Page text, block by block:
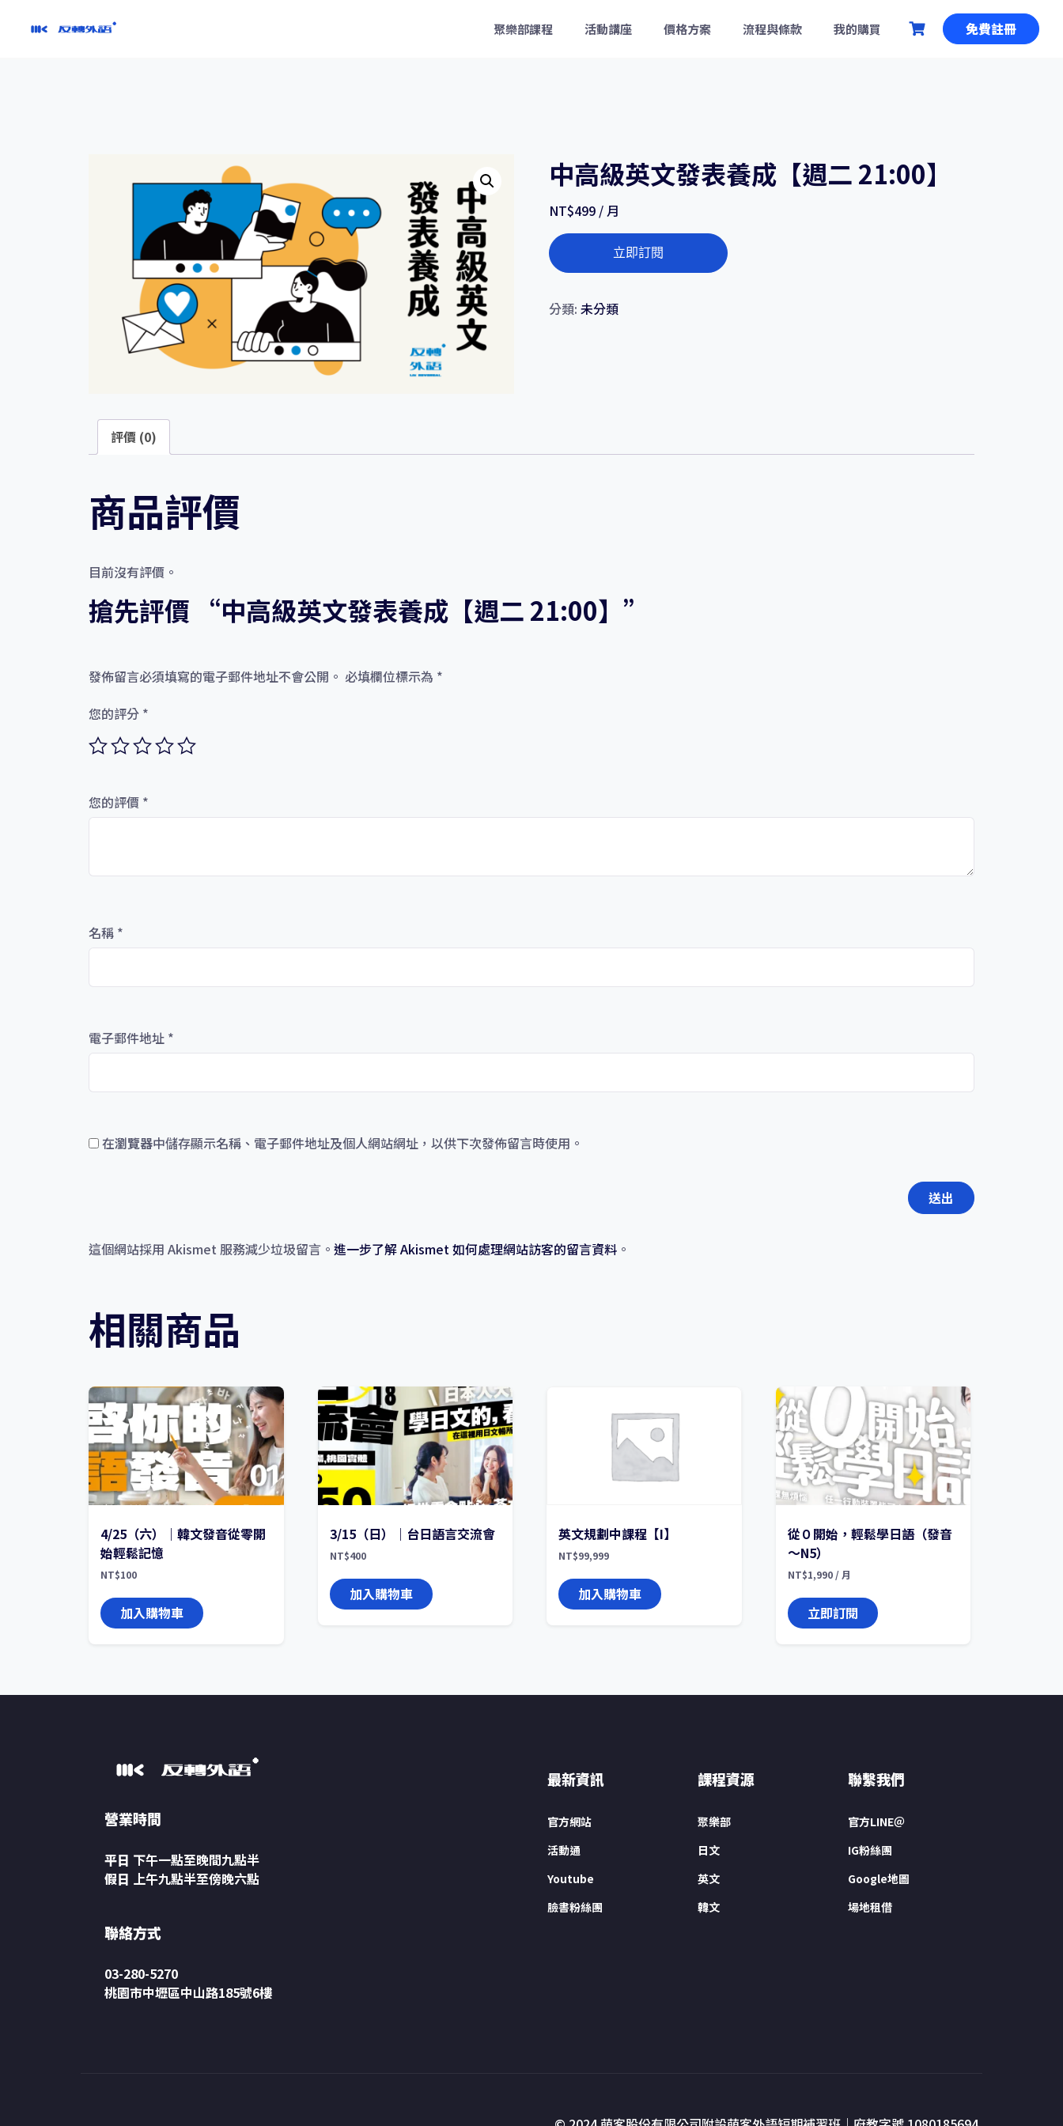
聚樂部課程 活動講座 價格方案 流程與條款 我的購買 免費註冊
中高級英文發表養成【週二 21:00】
NT$499 / 月
中
高
英
二
立即訂閱
分類:未分類
評價 (0)
商品評價
目前沒有評價。
搶先評價 “中高級英文發表養成【週二 21:00】”
發佈留言必須填寫的電子郵件地址不會公開。 必填欄位標示為 *
您的評分 *
您的評價 *
名稱 *
電子郵件地址 *
在瀏覽器中儲存顯示名稱、電子郵件地址及個人網站網址，以供下次發佈留言時使用。
這個網站採用 Akismet 服務減少垃圾留言。 進一步了解 Akismet 如何處理網站訪客的留言資料 。
相關商品
4/25（六）｜韓文發音從零開
始輕鬆記憶
NT$100
加入購物車
3/15（日）｜台日語言交流會
NT$400
加入購物車
英文規劃中課程【I】
NT$99,999
加入購物車
從０開始，輕鬆學日語（發音
～N5）
NT$1,990 / 月
立即訂閱
營業時間
平日 下午一點至晚間九點半
假日 上午九點半至傍晚六點
聯絡方式
03-280-5270
桃園市中壢區中山路185號6樓
最新資訊
官方網站
活動通
Youtube
臉書粉絲團
課程資源
聚樂部
日文
英文
韓文
聯繫我們
官方LINE＠
IG粉絲團
Google地圖
場地租借